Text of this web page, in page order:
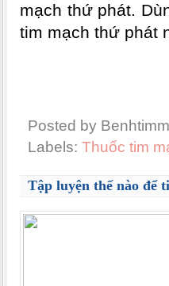
mạch thứ phát.
tim mạch thứ phát
Posted by
Labels: Thuốc tim
Tập luyện thế nào để